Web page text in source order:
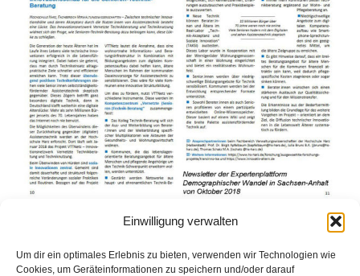
Einwilligung verwalten
Um dir ein optimales Erlebnis zu bieten, verwenden wir Technologien wie
Cookies, um Geräteinformationen zu speichern und/oder darauf
Beitrag im Newsletter der Expertenplattform
Oktober 2018